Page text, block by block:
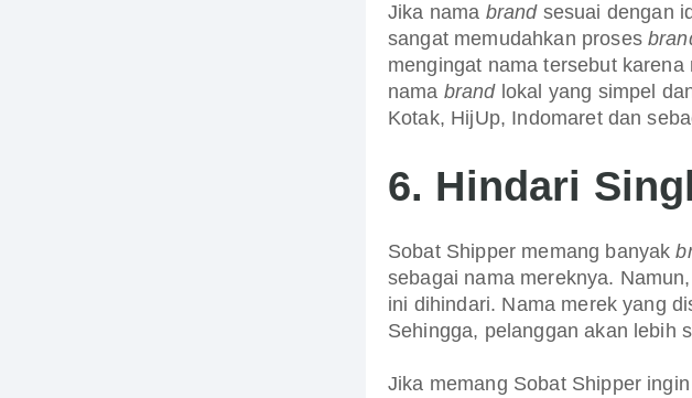
Jika nama brandsesuai dengan
sangat memudahkan proses
mengingat nama tersebut
nama brandlokal yang simpel
Kotak, HijUp, Indomaret dan
6. Hindari
Sobat Shipper memang banyak
sebagai nama mereknya.
ini dihindari. Nama merek yang
Sehingga, pelanggan akan lebih
Jika memang Sobat Shipper